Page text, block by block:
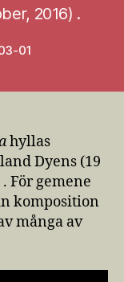
2016) .
01
hyllas
Dyens (19
För gemene
komposition
många av